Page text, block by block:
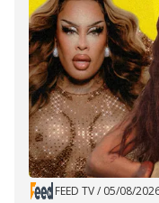
FEED TV/ 05/08/